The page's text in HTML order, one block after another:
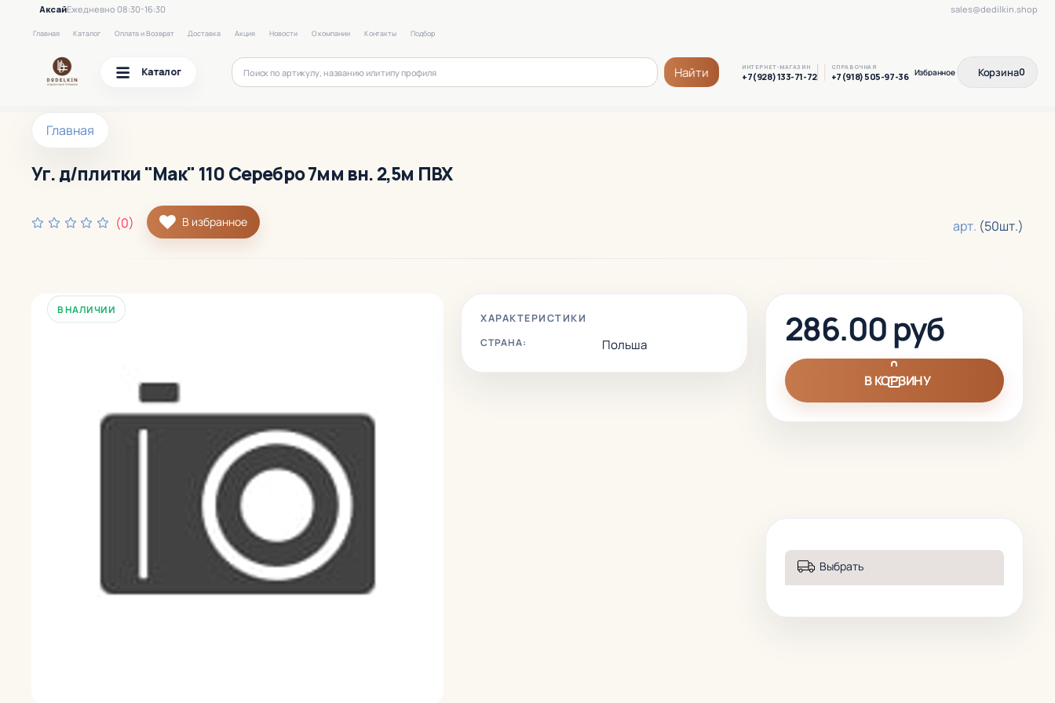
АксайЕжедневно 08:30-16:30
Главная Каталог Оплата и Возврат Доставка Акция Новости О компании Контакты Подбор
sales@dedilkin.shop
Каталог Найти ИНТЕРНЕТ-МАГАЗИН
+7(928) 133-71-72
СПРАВОЧНАЯ
+7(918) 505-97-36 Корзина0
Главная
Уг. д/плитки "Мак" 110 Серебро 7мм вн. 2,5м ПВХ
(0) В избранное арт. (50шт.)
В НАЛИЧИИ
ХАРАКТЕРИСТИКИ
СТРАНА:
Польша 286.00 руб
В КОРЗИНУ
Выбрать